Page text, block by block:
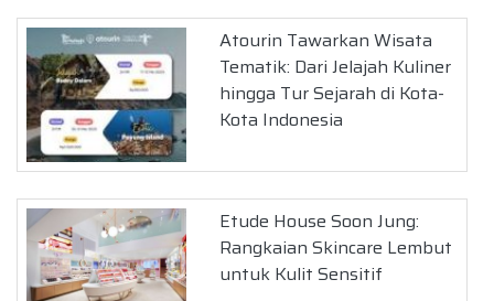
Atourin Tawarkan Wisata
Tematik: Dari Jelajah Kuliner
hingga Tur Sejarah di Kota-
Kota Indonesia
Etude House Soon Jung:
Rangkaian Skincare Lembut
untuk Kulit Sensitif